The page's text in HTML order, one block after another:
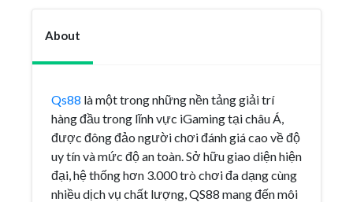
About
Qs88 là một trong những nền tảng giải trí
hàng đầu trong lĩnh vực iGaming tại châu Á,
được đông đảo người chơi đánh giá cao về độ
uy tín và mức độ an toàn. Sở hữu giao diện hiện
đại, hệ thống hơn 3.000 trò chơi đa dạng cùng
nhiều dịch vụ chất lượng, QS88 mang đến môi